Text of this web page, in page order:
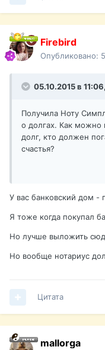
Firebird
Опубликовано:
05.10.2015 в 11:06,
Получила Ноту
о долгах. Как можно
долг, кто должен
счастья?
У вас банковский дом -
Я тоже когда покупал
Но лучше выложить
Но вообще нотариус
Цитата
mallorga